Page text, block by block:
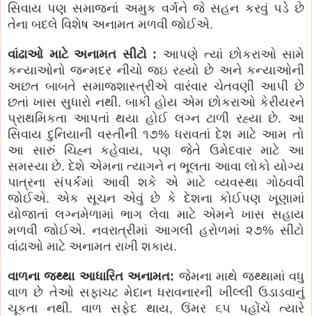
સિવાય પણ સમાજનાં અમુક વર્ગને જે સહન કરવું પડે છે
તેના બદલે વિશેષ અનામત મળવી જોઈએ.
વાંઢાઓ માટે અનામત સીટો : આપણે ત્યાં છોકરાઓ સામે
કન્યાઓનો જન્મદર નીચો જઇ રહ્યો છે અને કન્યાઓની
અછત બાબતે સમાજશાસ્ત્રીએ વારંવાર ચેતવણી આપી છે
છતાં ખાસ સુધારો નથી. બાકી હોય એમ છોકરાઓ કેરીયરને
પ્રાથમિકતા આપતાં થયા હોઈ લગ્ન ટાળી રહ્યા છે. આ
સિવાય દુનિયાની વસ્તીની ૧૭% ધરાવતાં દેશ માટે આમ તો
આ સારું ચિહ્ન કહેવાય, પણ જેતે ઉમેદવાર માટે આ
સમસ્યા છે. દેશે એમના ત્યાગને ન ભૂલતા આવા લોકો યોગ્ય
પાત્રના સંપર્કમાં આવી શકે એ માટે વ્યવસ્થા ગોઠવવી
જોઈએ. એક સૂચન એવું છે કે દેશના કોઈપણ ખૂણામાં
યોજાતાં લગ્નમેળામાં ભાગ લેવા માટે એમને ખાસ સહાય
મળવી જોઈએ. નવરાત્રીમાં આગલી હરોળમાં ૨૭% સીટો
વાંઢાઓ માટે અનામત રાખી શકાય.
વાળના જથ્થા આધારિત અનામત: જેમના માથે જથ્થામાં વધુ
વાળ છે તેઓ સફાચટ મેદાન ધરાવનારની ખીલ્લી ઉડાડવાનું
ચૂકતા નથી. વાળ સફેદ થાય, ઉંમર ૬૫ પહોંચે ત્યારે